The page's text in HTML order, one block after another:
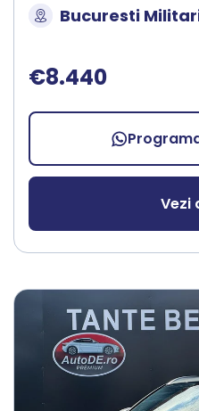
Bucuresti
€8.440
Vezi